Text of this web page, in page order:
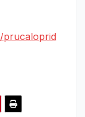
prucaloprid